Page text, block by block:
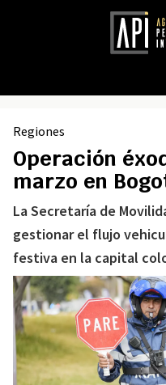
Regiones
Operación
marzo en
La Secretaría de
gestionar el flujo
festiva en la capital